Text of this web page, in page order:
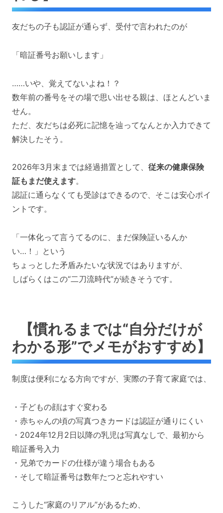
友だちの子も認証が通らず、受付で言われたのが
「暗証番号お願いします」
……いや、覚えてないよね！？
数年前の番号をその場で思い出せる親は、ほとんどいま
せん。
ただ、友だちは必死に記憶を辿ってなんとか入力できて
解決したそう。
2026年3月末までは経過措置として、 従来の健康保険
証もまだ使えます。
認証に通らなくても受診はできるので、そこは安心ポイ
ントです。
「一体化って言うてるのに、まだ保険証いるんか
い…！」という
ちょっとした矛盾みたいな状況ではありますが、
しばらくはこの“二刀流時代”が続きそうです。
【慣れるまでは“自分だけが
わかる形”でメモがおすすめ】
制度は便利になる方向ですが、実際の子育て家庭では、
・子どもの顔はすぐ変わる
・赤ちゃんの頃の写真つきカードは認証が通りにくい
・2024年12月2日以降の乳児は写真なしで、最初から
暗証番号入力
・兄弟でカードの仕様が違う場合もある
・そして暗証番号は数年たつと忘れやすい
こうした“家庭のリアル”があるため、